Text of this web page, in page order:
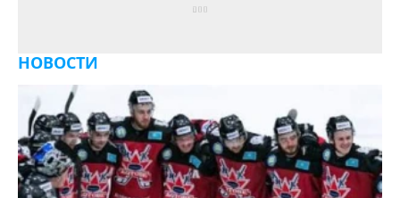
НОВОСТИ